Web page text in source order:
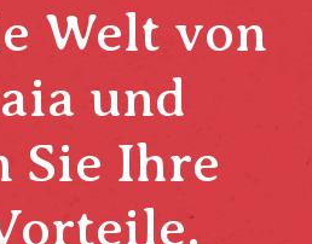
Welt von
und
Sie Ihre